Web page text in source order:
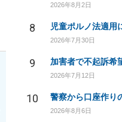
2026年8月2日
8 児童ポルノ法適用
2026年7月30日
9 加害者で不起訴希
2026年7月12日
10
2026年8月6日